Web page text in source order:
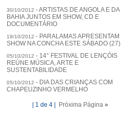
30/10/2012 - ARTISTAS DE ANGOLA E DA
BAHIA JUNTOS EM SHOW, CD E
DOCUMENTÁRIO
19/10/2012 - PARALAMAS APRESENTAM
SHOW NA CONCHA ESTE SÁBADO (27)
05/10/2012 - 14° FESTIVAL DE LENÇÓIS
REÚNE MÚSICA, ARTE E
SUSTENTABILIDADE
05/10/2012 - DIA DAS CRIANÇAS COM
CHAPEUZINHO VERMELHO
| 1 de 4 | Próxima Página »